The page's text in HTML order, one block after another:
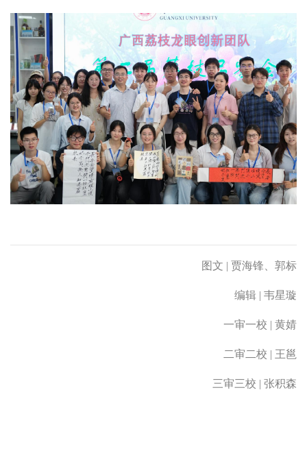
图文 | 贾海锋、郭标
编辑 | 韦星璇
一审一校 | 黄婧
二审二校 | 王邕
三审三校 | 张积森